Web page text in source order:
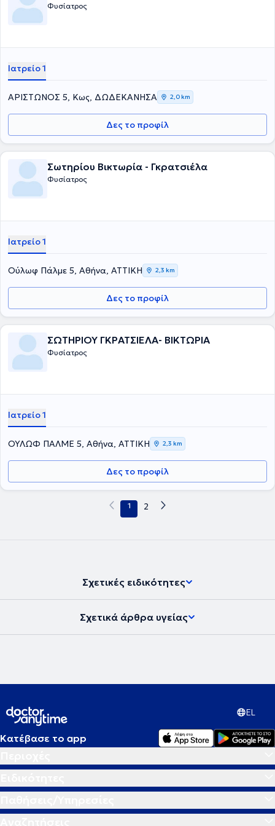
Φυσίατρος
Ιατρείο 1
ΑΡΙΣΤΩΝΟΣ 5, Κως, ΔΩΔΕΚΑΝΗΣΑ 2,0 km
Δες το προφίλ
Σωτηρίου Βικτωρία - Γκρατσιέλα
Φυσίατρος
Ιατρείο 1
Ούλωφ Πάλμε 5, Αθήνα, ΑΤΤΙΚΗ 2,3 km
Δες το προφίλ
ΣΩΤΗΡΙΟΥ ΓΚΡΑΤΣΙΕΛΑ- ΒΙΚΤΩΡΙΑ
Φυσίατρος
Ιατρείο 1
ΟΥΛΩΦ ΠΑΛΜΕ 5, Αθήνα, ΑΤΤΙΚΗ 2,3 km
Δες το προφίλ
1 2
Σχετικές ειδικότητες
Σχετικά άρθρα υγείας
EL
Κατέβασε το app